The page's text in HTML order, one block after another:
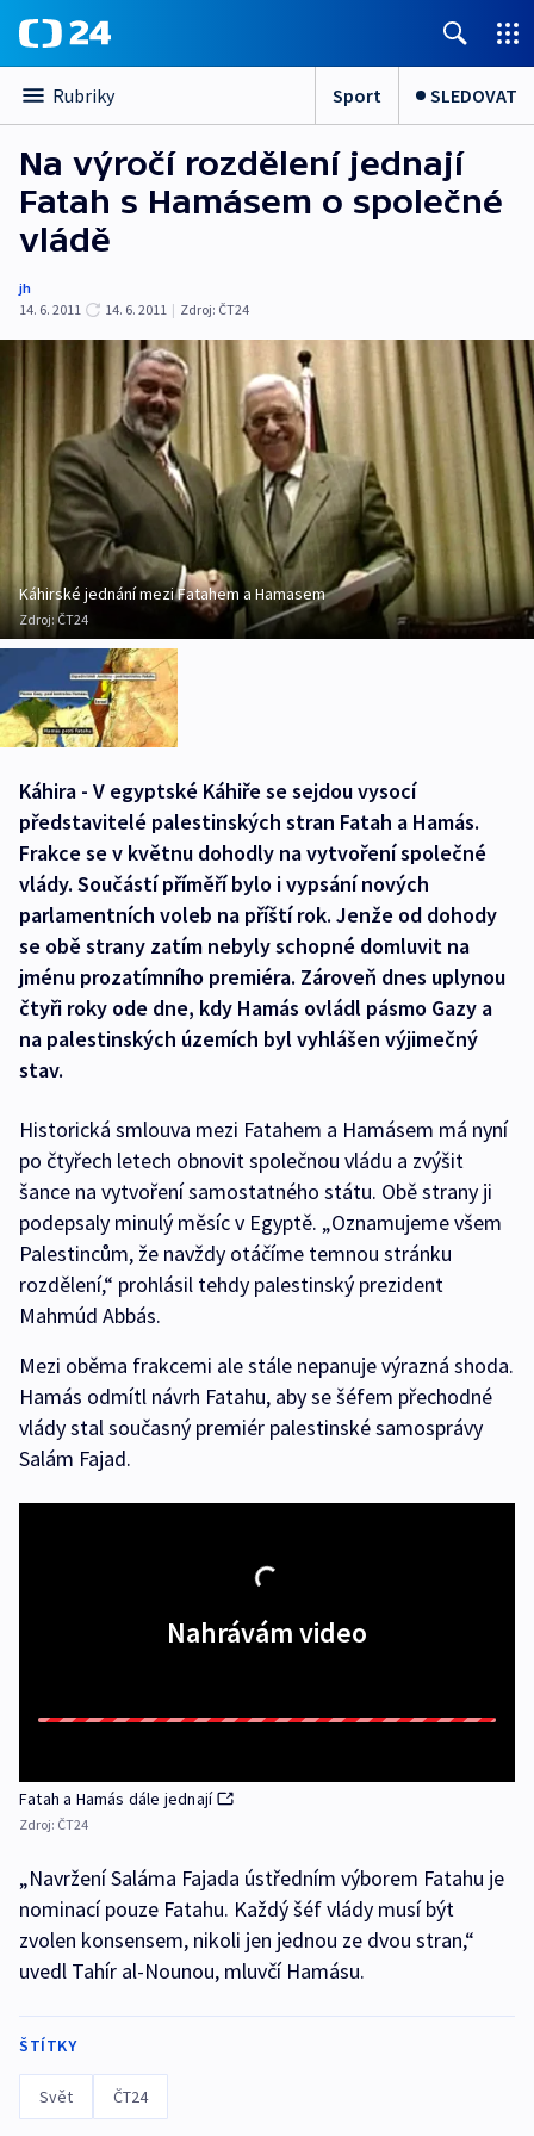
Rubriky Sport SLEDOVAT
Na výročí rozdělení jednají
Fatah s Hamásem o společné
vládě
jh
14. 6. 2011
14. 6. 2011 | Zdroj: ČT24
Káhirské jednání mezi Fatahem a Hamasem
Zdroj:ČT24
Káhira - V egyptské Káhiře se sejdou vysocí
představitelé palestinských stran Fatah a Hamás.
Frakce se v květnu dohodly na vytvoření společné
vlády. Součástí příměří bylo i vypsání nových
parlamentních voleb na příští rok. Jenže od dohody
se obě strany zatím nebyly schopné domluvit na
jménu prozatímního premiéra. Zároveň dnes uplynou
čtyři roky ode dne, kdy Hamás ovládl pásmo Gazy a
na palestinských územích byl vyhlášen výjimečný
stav.
Historická smlouva mezi Fatahem a Hamásem má nyní
po čtyřech letech obnovit společnou vládu a zvýšit
šance na vytvoření samostatného státu. Obě strany ji
podepsaly minulý měsíc v Egyptě. „Oznamujeme všem
Palestincům, že navždy otáčíme temnou stránku
rozdělení,“ prohlásil tehdy palestinský prezident
Mahmúd Abbás.
Mezi oběma frakcemi ale stále nepanuje výrazná shoda.
Hamás odmítl návrh Fatahu, aby se šéfem přechodné
vlády stal současný premiér palestinské samosprávy
Salám Fajad.
Nahrávám video
Fatah a Hamás dále jednají
Zdroj: ČT24
„Navržení Saláma Fajada ústředním výborem Fatahu je
nominací pouze Fatahu. Každý šéf vlády musí být
zvolen konsensem, nikoli jen jednou ze dvou stran,“
uvedl Tahír al-Nounou, mluvčí Hamásu.
ŠTÍTKY
Svět ČT24